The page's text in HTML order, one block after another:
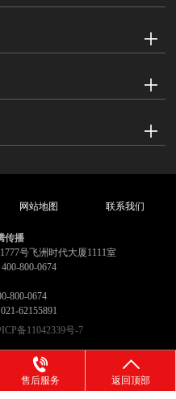
网站地图 联系我们
传播
号飞洲时代大厦1111室
800-0674
800-0674
62155891
备11042339号-7
售后服务 返回顶部